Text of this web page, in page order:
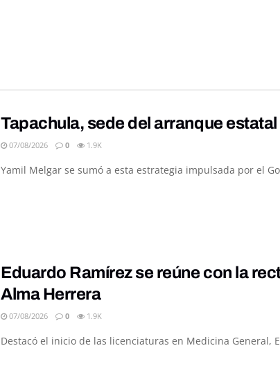
Tapachula, sede del arranque
07/08/2026 0 1.9K
Yamil Melgar se sumó a esta estrategia impulsada por el
Eduardo Ramírez se reúne con la
Alma Herrera
07/08/2026 0 1.9K
Destacó el inicio de las licenciaturas en Medicina